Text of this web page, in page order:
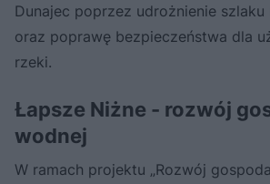
Dunajec poprzez udrożnienie
oraz poprawę bezpieczeństwa dla
rzeki.
Łapsze Niżne - rozwój
wodnej
W ramach projektu „Rozwój